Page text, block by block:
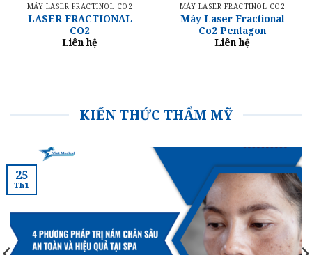
MÁY LASER FRACTINOL CO2
LASER FRACTIONAL
CO2
Liên hệ
MÁY LASER FRACTINOL CO2
Máy Laser Fractional
Co2 Pentagon
Liên hệ
KIẾN THỨC THẨM MỸ
25
Th1